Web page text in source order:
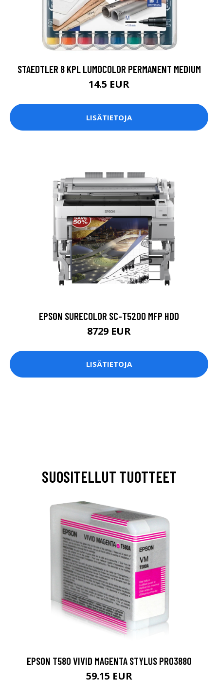
STAEDTLER 8 KPL LUMOCOLOR PERMANENT MEDIUM
14.5 EUR
LISÄTIETOJA
EPSON SURECOLOR SC-T5200 MFP HDD
8729 EUR
LISÄTIETOJA
SUOSITELLUT TUOTTEET
EPSON T580 VIVID MAGENTA STYLUS PRO3880
59.15 EUR